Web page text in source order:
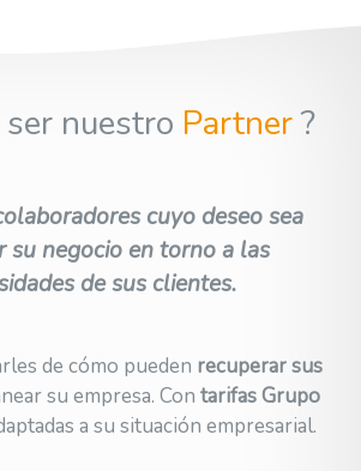
ser nuestro Partner?
cuyo deseo sea
su negocio en torno a las
de sus clientes.
de cómo pueden recuperar sus
su empresa. Con tarifas Grupo
a su situación empresarial.